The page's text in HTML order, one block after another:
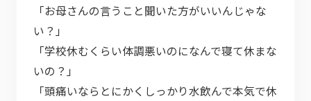
「お母さんの言うこと聞いた方がいいんじゃな
い？」
「学校休むくらい体調悪いのになんで寝て休まな
いの？」
「頭痛いならとにかくしっかり水飲んで本気で休